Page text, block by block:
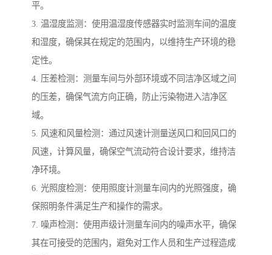
平。
3. 温湿度监测：使用温湿度传感器实时监测车间的温度
和湿度，确保其在规定的范围内，以维持生产环境的稳
定性。
4. 压差检测：测量车间与外部环境或不同洁净区域之间
的压差，确保气流方向正确，防止污染物进入洁净区
域。
5. 风速和风量检测：通过风速计测量送风口和回风口的
风速，计算风量，确保空气流动符合设计要求，维持洁
净环境。
6. 光照度检测：使用照度计测量车间内的光照强度，确
保照明条件满足生产和操作的需求。
7. 噪声检测：使用声级计测量车间内的噪声水平，确保
其在可接受的范围内，避免对工作人员和生产过程造成